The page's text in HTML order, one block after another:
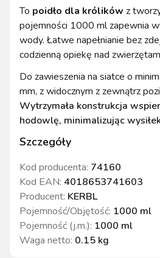
Szczegóły
Kod producenta: 74160
Kod EAN: 4018653741603
Producent: KERBL
Pojemność/Objętość: 1000 ml
Pojemność (j.m.): 1000 ml
Waga netto: 0.15 kg
To poidło dla królików z
pojemności 1000 ml zapewnia
wody. Łatwe napełnianie bez
codzienną opiekę nad
Do zawieszenia na siatce o
mm, z widocznym z zewnątrz
Wytrzymała konstrukcja
hodowlę, minimalizując